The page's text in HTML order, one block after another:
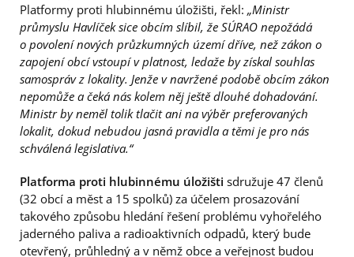
Platformy proti hlubinnému úložišti, řekl: „Ministr
průmyslu Havlíček sice obcím slíbil,že SÚRAO nepožádá
o povolení nových průzkumných území dříve, než zákon o
zapojení obcí vstoupí v platnost, ledaže by získal souhlas
samospráv z lokality. Jenže v navržené podobě obcím zákon
nepomůže a čeká nás kolem něj ještě dlouhé dohadování.
Ministr by neměl tolik tlačit ani na výběr preferovaných
lokalit, dokud nebudou jasná pravidla a těmi je pro nás
schválená legislativa.“
Platforma proti hlubinnému úložišti sdružuje 47 členů
(32 obcí a měst a 15 spolků) za účelem prosazování
takového způsobu hledání řešení problému vyhořelého
jaderného paliva a radioaktivních odpadů, který bude
otevřený, průhledný a v němž obce a veřejnost budou